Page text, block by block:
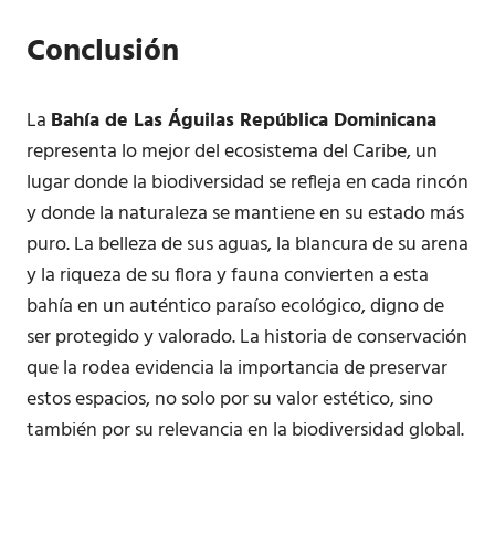
Conclusión
La Bahía de Las Águilas República Dominicana
representa lo mejor del ecosistema del Caribe, un
lugar donde la biodiversidad se refleja en cada rincón
y donde la naturaleza se mantiene en su estado más
puro. La belleza de sus aguas, la blancura de su arena
y la riqueza de su flora y fauna convierten a esta
bahía en un auténtico paraíso ecológico, digno de
ser protegido y valorado. La historia de conservación
que la rodea evidencia la importancia de preservar
estos espacios, no solo por su valor estético, sino
también por su relevancia en la biodiversidad global.